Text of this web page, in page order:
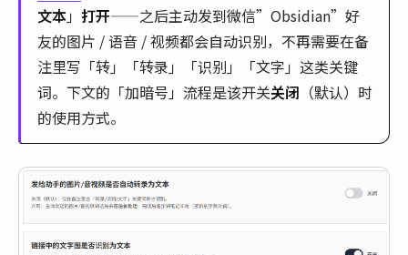
文本」 打开——之后主动发到微信”Obsidian”好
友的图片 / 语音 / 视频都会自动识别，不再需要在备
注里写「转」「转录」「识别」「文字」这类关键
词。下文的「加暗号」流程是该开关关闭 （默认）时
的使用方式。